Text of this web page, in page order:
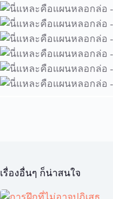
เรื่องอื่นๆ ก็น่าสนใจ